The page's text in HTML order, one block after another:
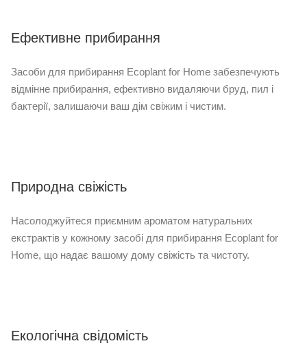
Ефективне прибирання
Засоби для прибирання Ecoplant for Home забезпечують
відмінне прибирання, ефективно видаляючи бруд, пил і
бактерії, залишаючи ваш дім свіжим і чистим.
Природна свіжість
Насолоджуйтеся приємним ароматом натуральних
екстрактів у кожному засобі для прибирання Ecoplant for
Home, що надає вашому дому свіжість та чистоту.
Екологічна свідомість